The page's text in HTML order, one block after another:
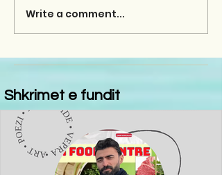
Write a comment...
Shkrimet e fundit